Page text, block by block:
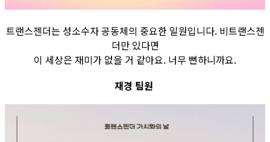
트랜스젠더는 성소수자 공동체의 중요한 일원입니다. 비트랜스젠
더만 있다면
이 세상은 재미가 없을 거 같아요. 너무 뻔하니까요.
재경 팀원